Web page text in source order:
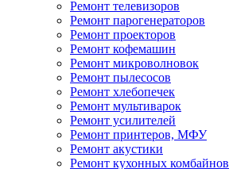
Ремонт телевизоров
Ремонт парогенераторов
Ремонт проекторов
Ремонт кофемашин
Ремонт микроволновок
Ремонт пылесосов
Ремонт хлебопечек
Ремонт мультиварок
Ремонт усилителей
Ремонт принтеров, МФУ
Ремонт акустики
Ремонт кухонных комбайнов